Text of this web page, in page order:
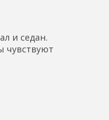
и седан.
чувствуют